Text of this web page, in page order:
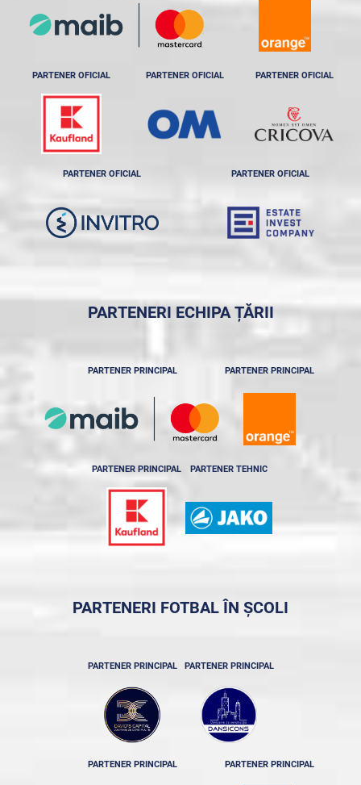
PARTENER OFICIAL PARTENER OFICIAL PARTENER OFICIAL
PARTENER OFICIAL PARTENER OFICIAL
PARTENERI ECHIPA ȚĂRII
PARTENER PRINCIPAL PARTENER PRINCIPAL
PARTENER PRINCIPAL PARTENER TEHNIC
PARTENERI FOTBAL ÎN ȘCOLI
PARTENER PRINCIPAL PARTENER PRINCIPAL
PARTENER PRINCIPAL PARTENER PRINCIPAL